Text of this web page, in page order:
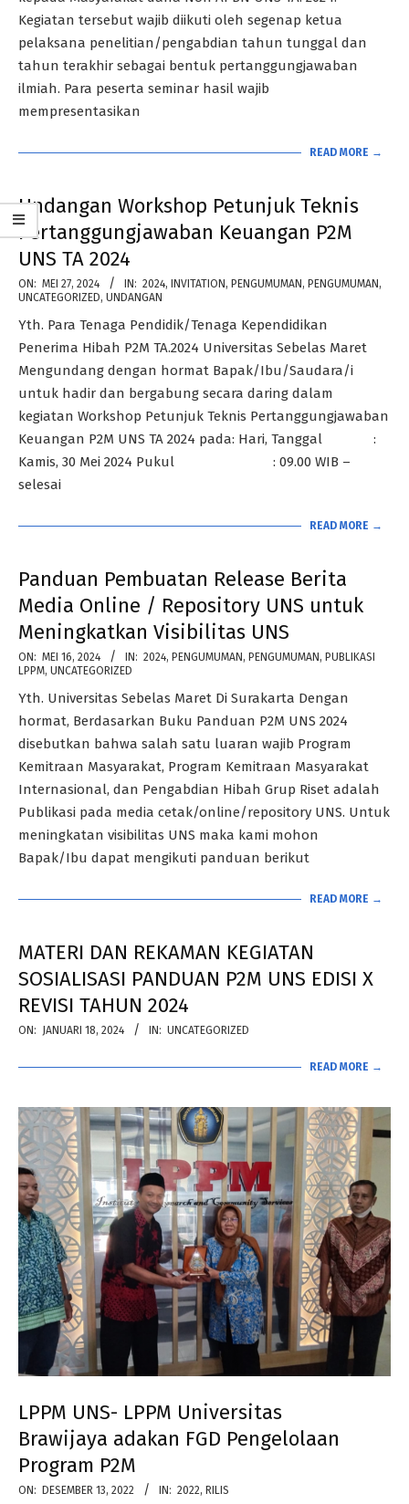
Kegiatan tersebut wajib diikuti oleh segenap ketua
pelaksana penelitian/pengabdian tahun tunggal dan
tahun terakhir sebagai bentuk pertanggungjawaban
ilmiah. Para peserta seminar hasil wajib
mempresentasikan
READ MORE →
Undangan Workshop Petunjuk Teknis
Pertanggungjawaban Keuangan P2M
UNS TA 2024
2024-
05-
27
ON: MEI 27, 2024 IN: 2024, INVITATION, PENGUMUMAN, PENGUMUMAN,
UNCATEGORIZED, UNDANGAN
Yth. Para Tenaga Pendidik/Tenaga Kependidikan
Penerima Hibah P2M TA.2024 Universitas Sebelas Maret
Mengundang dengan hormat Bapak/Ibu/Saudara/i
untuk hadir dan bergabung secara daring dalam
kegiatan Workshop Petunjuk Teknis Pertanggungjawaban
Keuangan P2M UNS TA 2024 pada: Hari, Tanggal :
Kamis, 30 Mei 2024 Pukul : 09.00 WIB –
selesai
READ MORE →
Panduan Pembuatan Release Berita
Media Online / Repository UNS untuk
Meningkatkan Visibilitas UNS
2024-
05-
16
ON: MEI 16, 2024 IN: 2024, PENGUMUMAN, PENGUMUMAN, PUBLIKASI
LPPM, UNCATEGORIZED
Yth. Universitas Sebelas Maret Di Surakarta Dengan
hormat, Berdasarkan Buku Panduan P2M UNS 2024
disebutkan bahwa salah satu luaran wajib Program
Kemitraan Masyarakat, Program Kemitraan Masyarakat
Internasional, dan Pengabdian Hibah Grup Riset adalah
Publikasi pada media cetak/online/repository UNS. Untuk
meningkatan visibilitas UNS maka kami mohon
Bapak/Ibu dapat mengikuti panduan berikut
READ MORE →
MATERI DAN REKAMAN KEGIATAN
SOSIALISASI PANDUAN P2M UNS EDISI X
REVISI TAHUN 2024
2024-
ON: JANUARI 18, 2024 IN: UNCATEGORIZED
READ MORE →
LPPM UNS- LPPM Universitas
Brawijaya adakan FGD Pengelolaan
Program P2M
2022-
ON: DESEMBER 13, 2022 IN: 2022, RILIS